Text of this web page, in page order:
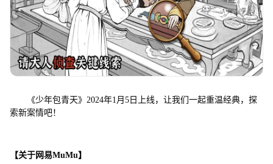
《少年包青天》2024年1月5日上线，让我们一起重温经典，探
索新案情吧！
【关于网易MuMu】